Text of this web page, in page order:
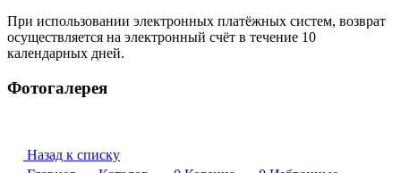
При использовании электронных платёжных систем, возврат
осуществляется на электронный счёт в течение 10
календарных дней.
Фотогалерея
Назад к списку